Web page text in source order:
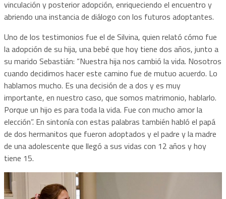
vinculación y posterior adopción, enriqueciendo el encuentro y
abriendo una instancia de diálogo con los futuros adoptantes.
Uno de los testimonios fue el de Silvina, quien relató cómo fue
la adopción de su hija, una bebé que hoy tiene dos años, junto a
su marido Sebastián: “Nuestra hija nos cambió la vida. Nosotros
cuando decidimos hacer este camino fue de mutuo acuerdo. Lo
hablamos mucho. Es una decisión de a dos y es muy
importante, en nuestro caso, que somos matrimonio, hablarlo.
Porque un hijo es para toda la vida. Fue con mucho amor la
elección”. En sintonía con estas palabras también habló el papá
de dos hermanitos que fueron adoptados y el padre y la madre
de una adolescente que llegó a sus vidas con 12 años y hoy
tiene 15.